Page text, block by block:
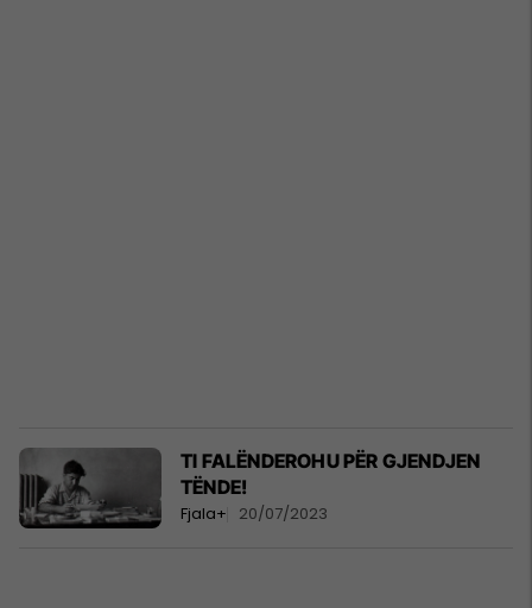
TI FALËNDEROHU PËR GJENDJEN
TËNDE!
Fjala+ 20/07/2023